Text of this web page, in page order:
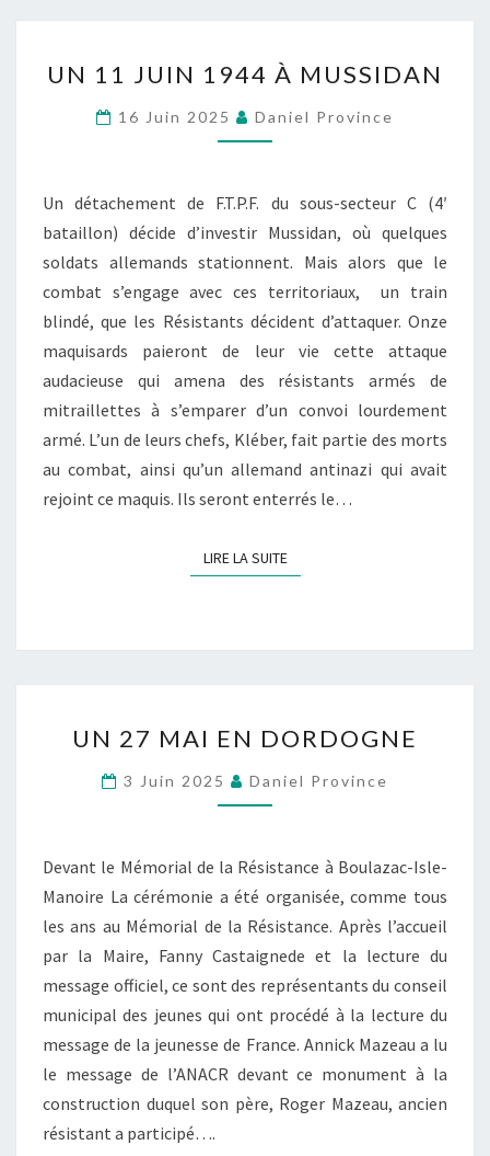
N
1
1
U
I
N
1
9
4
À
M
U
S
I
UN 11 JUIN 1944 À MUSSIDAN
16 Juin 2025 Daniel Province
Un détachement de F.T.P.F. du sous-secteur C (4′
bataillon) décide d’investir Mussidan, où quelques
soldats allemands stationnent. Mais alors que le
combat s’engage avec ces territoriaux, un train
blindé, que les Résistants décident d’attaquer. Onze
maquisards paieront de leur vie cette attaque
audacieuse qui amena des résistants armés de
mitraillettes à s’emparer d’un convoi lourdement
armé. L’un de leurs chefs, Kléber, fait partie des morts
au combat, ainsi qu’un allemand antinazi qui avait
rejoint ce maquis. Ils seront enterrés le…
LIRE LA SUITELIRE LA SUITE
N
2
7
A
I
E
N
D
O
R
D
O
UN 27 MAI EN DORDOGNE
3 Juin 2025 Daniel Province
Devant le Mémorial de la Résistance à Boulazac-Isle-
Manoire La cérémonie a été organisée, comme tous
les ans au Mémorial de la Résistance. Après l’accueil
par la Maire, Fanny Castaignede et la lecture du
message officiel, ce sont des représentants du conseil
municipal des jeunes qui ont procédé à la lecture du
message de la jeunesse de France. Annick Mazeau a lu
le message de l’ANACR devant ce monument à la
construction duquel son père, Roger Mazeau, ancien
résistant a participé….